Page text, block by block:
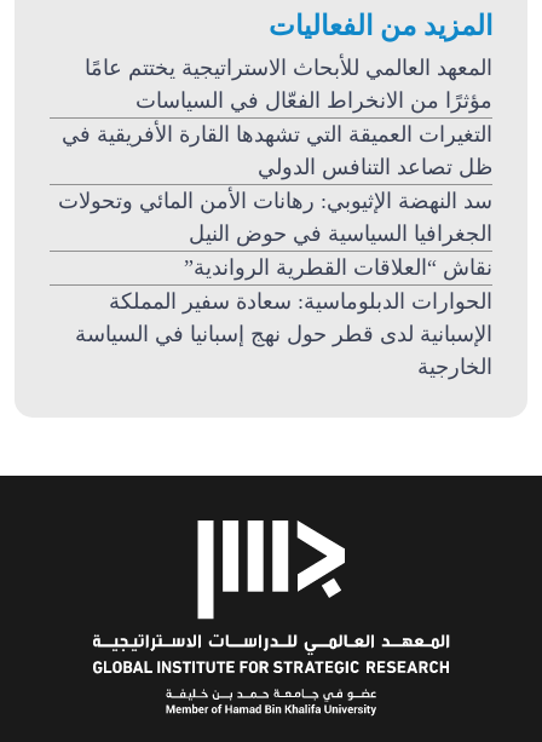
المزيد من الفعاليات
المعهد العالمي للأبحاث الاستراتيجية يختتم عامًا
مؤثرًا من الانخراط الفعّال في السياسات
التغيرات العميقة التي تشهدها القارة الأفريقية في
ظل تصاعد التنافس الدولي
سد النهضة الإثيوبي: رهانات الأمن المائي وتحولات
الجغرافيا السياسية في حوض النيل
نقاش “العلاقات القطرية الرواندية”
الحوارات الدبلوماسية: سعادة سفير المملكة
الإسبانية لدى قطر حول نهج إسبانيا في السياسة
الخارجية